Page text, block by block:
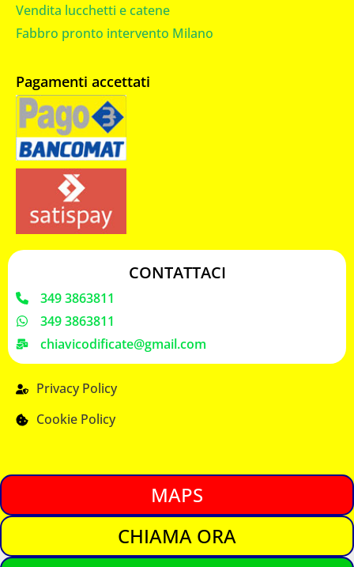
Vendita lucchetti e catene
Fabbro pronto intervento Milano
Pagamenti accettati
CONTATTACI
349 3863811
349 3863811
chiavicodificate@gmail.com
Privacy Policy
Cookie Policy
MAPS
CHIAMA ORA